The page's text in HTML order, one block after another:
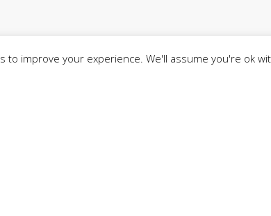
to improve your experience. We'll assume you're ok